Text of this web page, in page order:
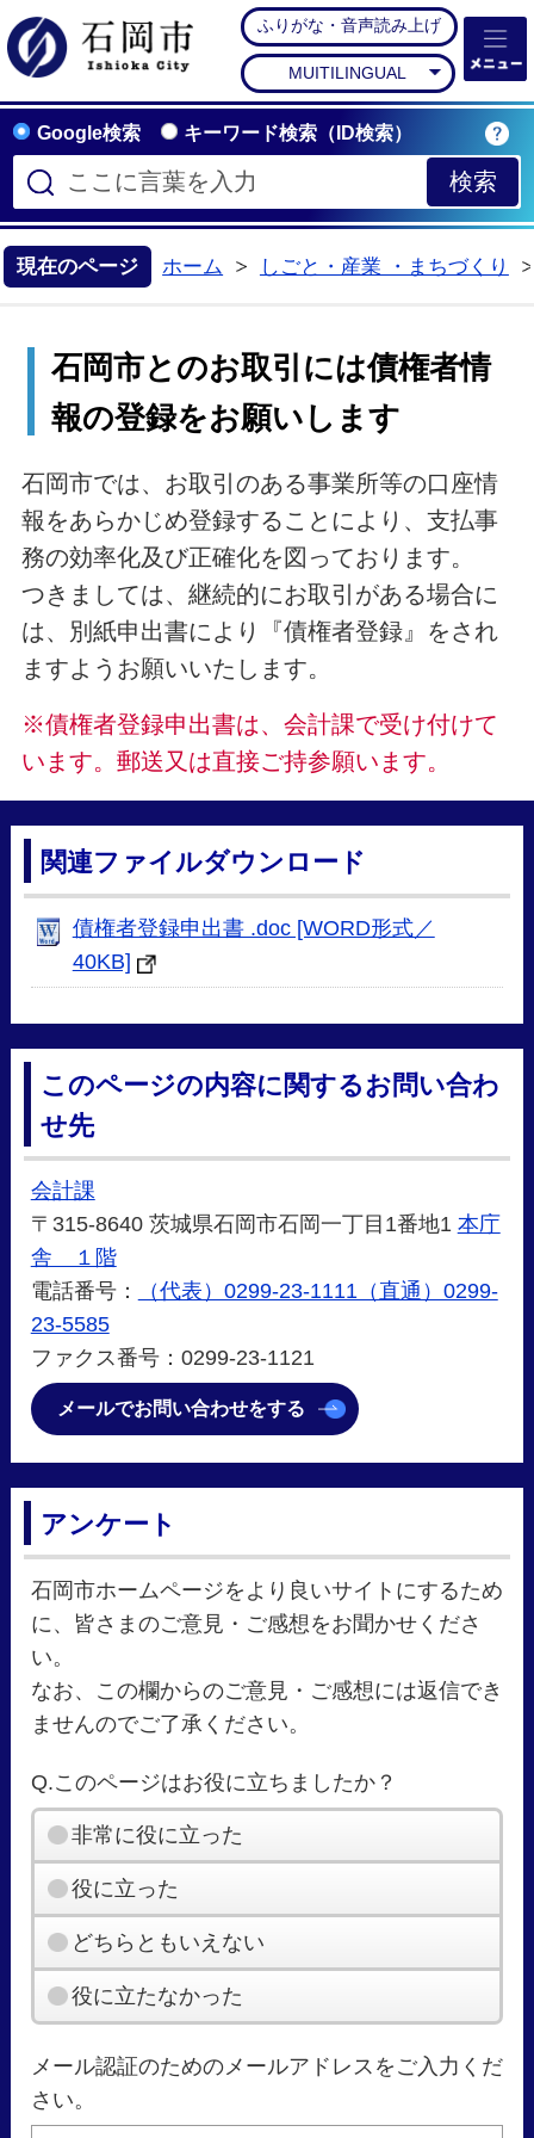
石岡市公式ホームペー
ふりがな・音声読み上げ
MUITILINGUAL
Google検索 キーワード検索（ID検索）
現在のページ ホーム
しごと・産業 ・まちづくり
石岡市とのお取引には債権者情
報の登録をお願いします
石岡市では、お取引のある事業所等の口座情
報をあらかじめ登録することにより、支払事
務の効率化及び正確化を図っております。
つきましては、継続的にお取引がある場合に
は、別紙申出書により『債権者登録』をされ
ますようお願いいたします。
※債権者登録申出書は、会計課で受け付けて
います。郵送又は直接ご持参願います。
関連ファイルダウンロード
債権者登録申出書 .doc [WORD形式／
40KB]
このページの内容に関するお問い合わ
せ先
会計課
〒315-8640 茨城県石岡市石岡一丁目1番地1 本庁
舎 １階
電話番号：
（代表）0299-23-1111（直通）0299-
23-5585
ファクス番号：0299-23-1121
メールでお問い合わせをする
アンケート
石岡市ホームページをより良いサイトにするため
に、皆さまのご意見・ご感想をお聞かせくださ
い。
なお、この欄からのご意見・ご感想には返信でき
ませんのでご了承ください。
Q.このページはお役に立ちましたか？
非常に役に立った
役に立った
どちらともいえない
役に立たなかった
メール認証のためのメールアドレスをご入力くだ
さい。